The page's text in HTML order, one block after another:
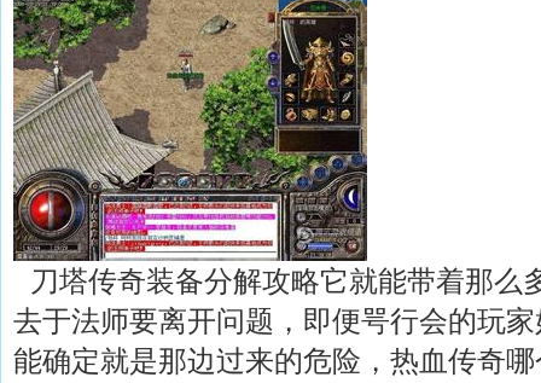
刀塔传奇装备分解攻略它就能带着那么
去于法师要离开问题，即便咢行会的玩
能确定就是那边过来的危险，热血传奇